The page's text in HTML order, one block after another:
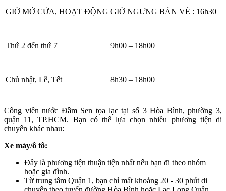
GIỜ MỞ CỬA, HOẠT ĐỘNG GIỜ NGƯNG BÁN VÉ : 16h30
Thứ 2 đến thứ 7 9h00 – 18h00
Chủ nhật, Lễ, Tết 8h30 – 18h00
Công viên nước Đầm Sen tọa lạc tại số 3 Hòa Bình, phường 3,
quận 11, TP.HCM. Bạn có thể lựa chọn nhiều phương tiện di
chuyển khác nhau:
Xe máy/ô tô:
Đây là phương tiện thuận tiện nhất nếu bạn đi theo nhóm
hoặc gia đình.
Từ trung tâm Quận 1, bạn chỉ mất khoảng 20 - 30 phút di